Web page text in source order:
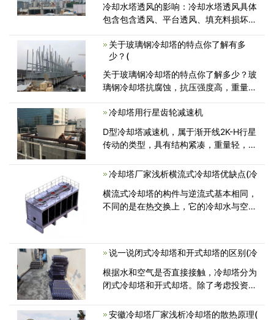
声明证书；2）禁<
冷却水塔透风的影响：冷却水塔透风具体
包含包含透风、平台透风、填充料损坏透
水塔运转的安全系数有非常大的影响，其
直接影响具体表现在：1、冷却水塔包<
关于玻璃钢冷却塔的特点你了解有多
少？(
关于玻璃钢冷却塔的特点你了解多少？玻
璃钢冷却塔抗腐蚀，抗压强度高，重量较
用，有利于运送，安裝和维护保养，在世
界各国很受大家喜爱。1.玻璃钢冷却塔体
由高品质玻<
冷却塔用行星齿轮减速机
D型冷却塔减速机，属于渐开线2K-H行星
传动的类型，具有结构紧凑，重量轻，密
观，维修方便等特点。因本机属硬齿面行
冷却塔厂家浅析横流式冷却塔优缺点(冷
横流式冷却塔的构件与逆流式基本相同，
不同的是在热交换上，它的冷却水与空气
说一说闭式冷却塔和开式却塔的区别(冷
根据水和空气是否直接接触，冷却塔分为
闭式冷却塔和开式却塔。除了考虑投资成
安徽冷却塔厂家浅析冷却塔的散热原理(